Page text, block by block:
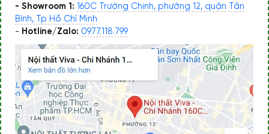
- Showroom 1: 160C Trường Chinh, phường 12, quận Tân
Bình, Tp Hồ Chí Minh
- Hotline/Zalo: 0977.118.799